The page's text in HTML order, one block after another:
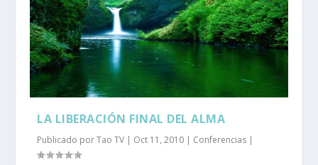
LA LIBERACIÓN FINAL DEL ALMA
Publicado porTao TV | Oct 11, 2010 | Conferencias |